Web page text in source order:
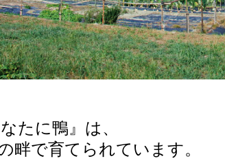
たに鴨』は、
畔で育てられています。